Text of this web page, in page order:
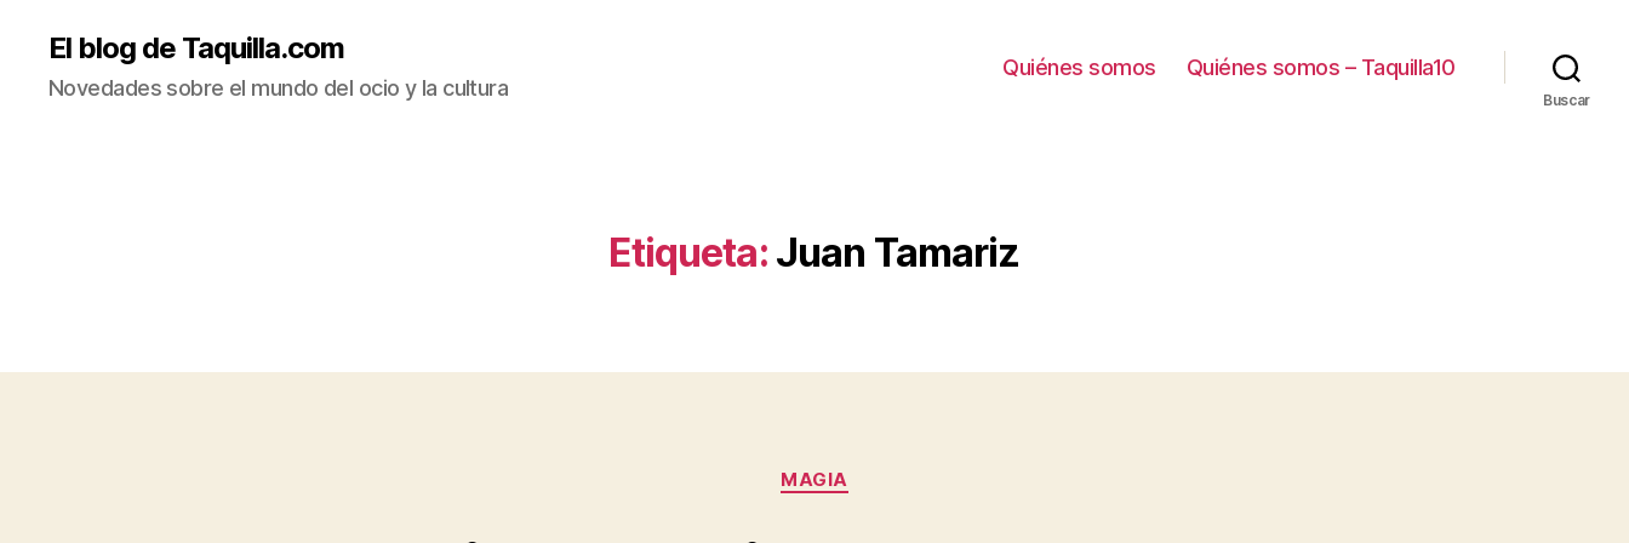
El blog de Taquilla.com
Novedades sobre el mundo del ocio y la cultura
Quiénes somos Quiénes somos – Taquilla10
Buscar
Etiqueta: Juan Tamariz
Categorías
MAGIA